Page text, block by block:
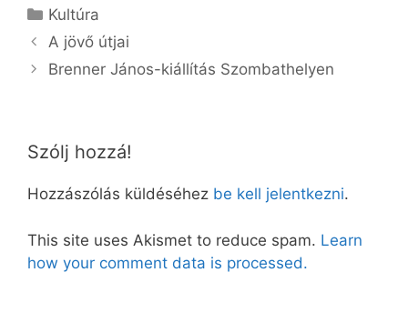
Kategória
Kultúra
A jövő útjai
Brenner János-kiállítás Szombathelyen
Szólj hozzá!
Hozzászólás küldéséhez be kell jelentkezni.
This site uses Akismet to reduce spam. Learn
how your comment data is processed.